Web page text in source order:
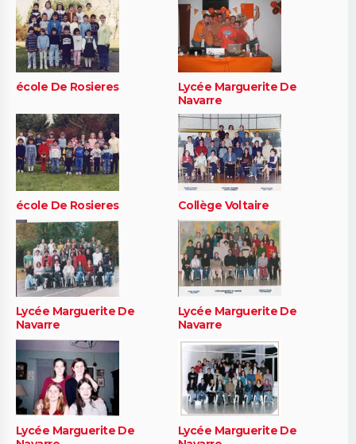
école De Rosieres
Lycée Marguerite De
Navarre
école De Rosieres Collège Voltaire
Lycée Marguerite De
Navarre
Lycée Marguerite De
Navarre
Lycée Marguerite De
Lycée Marguerite De